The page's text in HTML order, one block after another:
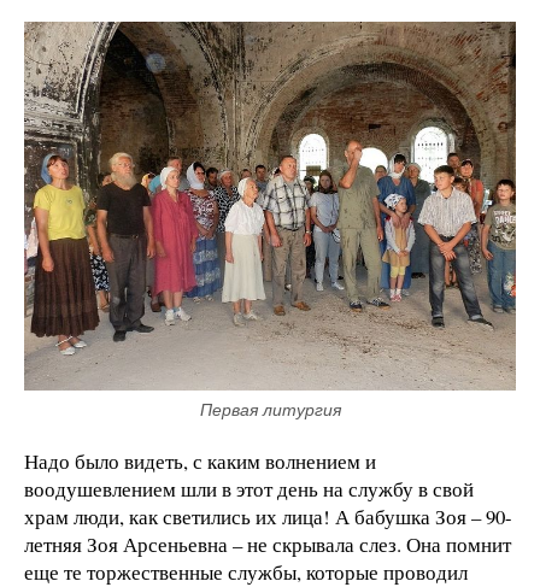
Первая литургия
Надо было видеть, с каким волнением и
воодушевлением шли в этот день на службу в свой
храм люди, как светились их лица! А бабушка Зоя – 90-
летняя Зоя Арсеньевна – не скрывала слез. Она помнит
еще те торжественные службы, которые проводил